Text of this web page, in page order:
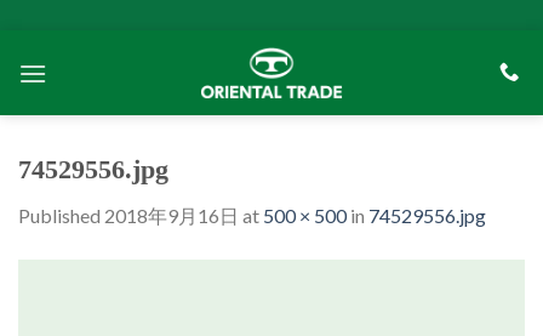
content
74529556.jpg
Published 2018年9月16日 at 500 × 500in 74529556.jpg